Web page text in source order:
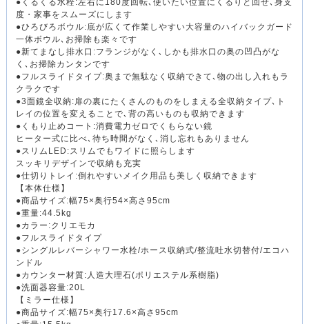
●くるくる水栓:左右に180度回転､使いたい位置にくるりと回せ､身支
度・家事をスムーズにします
●ひろびろボウル:底が広くて作業しやすい大容量のハイバックガード
一体ボウル､お掃除も楽々です
●新てまなし排水口:フランジがなく､しかも排水口の奥の凹凸がな
く､お掃除カンタンです
●フルスライドタイプ:奥まで無駄なく収納できて､物の出し入れもラ
クラクです
●3面鏡全収納:扉の裏にたくさんのものをしまえる全収納タイプ､ト
レイの位置を変えることで､背の高いものも収納できます
●くもり止めコート:消費電力ゼロでくもらない鏡
ヒーター式に比べ､待ち時間がなく､消し忘れもありません
●スリムLED:スリムでもワイドに照らします
スッキリデザインで収納も充実
●仕切りトレイ:倒れやすいメイク用品も美しく収納できます
【本体仕様】
●商品サイズ:幅75×奥行54×高さ95cm
●重量:44.5kg
●カラー:クリエモカ
●フルスライドタイプ
●シングルレバーシャワー水栓/ホース収納式/整流吐水切替付/エコハ
ンドル
●カウンター材質:人造大理石(ポリエステル系樹脂)
●洗面器容量:20L
【ミラー仕様】
●商品サイズ:幅75×奥行17.6×高さ95cm